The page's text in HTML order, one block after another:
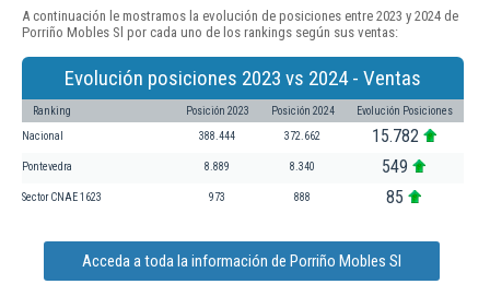
A continuación le mostramos la evolución de posiciones entre 2023 y 2024 de
Porriño Mobles Sl por cada uno de los rankings según sus ventas:
Evolución posiciones 2023 vs 2024 - Ventas
Ranking Posición 2023 Posición 2024 Evolución Posiciones
Nacional 388.444 372.662 15.782
Pontevedra 8.889 8.340 549
Sector CNAE 1623 973 888 85
Acceda a toda la información de Porriño Mobles Sl